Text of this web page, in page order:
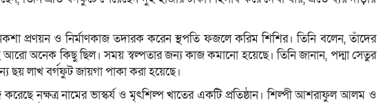
প্রণয়ন ও নির্মাণকাজ তদারক করেন স্থপতি ফজলে করিম শিশির। তিনি বলেন, তাঁদের
আরো অনেক কিছু ছিল। সময় স্বল্পতার জন্য কাজ কমানো হয়েছে। তিনি জানান, পদ্মা সেতুর
ছয় লাখ বর্গফুট জায়গা পাকা করা হয়েছে।
করেছে নক্ষত্র নামের ভাস্কর্য ও মৃৎশিল্প খাতের একটি প্রতিষ্ঠান। শিল্পী আশরাফুল আলম ও